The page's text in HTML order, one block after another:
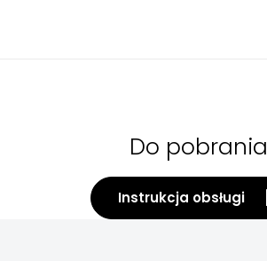
Do pobrania
Instrukcja obsługi